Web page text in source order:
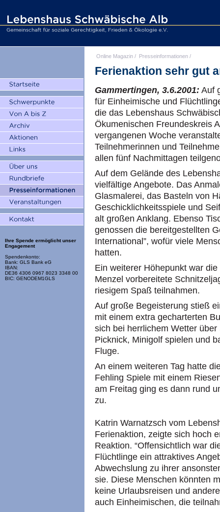
Ihre Spende ermöglicht unser
Engagement
Spendenkonto:
Bank: GLS Bank eG
IBAN:
DE36 4306 0967 8023 3348 00
BIC: GENODEM1GLS
Online Magazin / Presseinformationen /
Ferienaktion sehr gut
Gammertingen, 3.6.2001: Auf
für Einheimische und
die das Lebenshaus
Ökumenischen Freundeskreis
vergangenen Woche
Teilnehmerinnen und
allen fünf Nachmittagen
Auf dem Gelände des
vielfältige Angebote. Das
Glasmalerei, das Basteln von
Geschicklichkeitsspiele und
alt großen Anklang. Ebenso
genossen die bereitgestellten
International”, wofür viele
hatten.
Ein weiterer Höhepunkt war
Menzel vorbereitete
riesigem Spaß teilnahmen.
Auf große Begeisterung stieß
mit einem extra gecharterten
sich bei herrlichem Wetter
Picknick, Minigolf spielen und
Fluge.
An einem weiteren Tag hatte
Fehling Spiele mit einem
am Freitag ging es dann rund
zu.
Katrin Warnatzsch vom
Ferienaktion, zeigte sich hoch
Reaktion. “Offensichtlich war
Flüchtlinge ein attraktives
Abwechslung zu ihrer
sie. Diese Menschen könnten
keine Urlaubsreisen und
auch Einheimischen, die